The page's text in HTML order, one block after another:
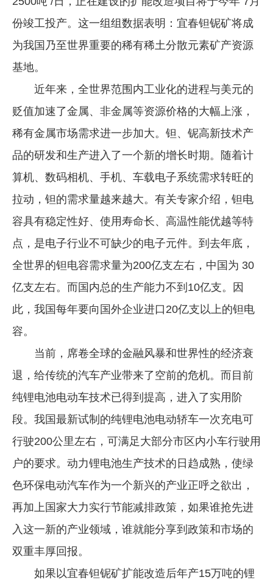
份竣工投产。这一组组数据表明：宜春钽铌矿将成
为我国乃至世界重要的稀有稀土分散元素矿产资源
基地。
近年来，全世界范围内工业化的进程与美元的
贬值加速了金属、非金属等资源价格的大幅上涨，
稀有金属市场需求进一步加大。钽、铌高新技术产
品的研发和生产进入了一个新的增长时期。随着计
算机、数码相机、手机、车载电子系统需求转旺的
拉动，钽的需求量越来越大。有关专家介绍，钽电
容具有稳定性好、使用寿命长、高温性能优越等特
点，是电子行业不可缺少的电子元件。到去年底，
全世界的钽电容需求量为200亿支左右，中国为 30
亿支左右。而国内总的生产能力不到10亿支。因
此，我国每年要向国外企业进口20亿支以上的钽电
容。
当前，席卷全球的金融风暴和世界性的经济衰
退，给传统的汽车产业带来了空前的危机。而目前
纯锂电池电动车技术已得到提高，进入了实用阶
段。我国最新试制的纯锂电池电动轿车一次充电可
行驶200公里左右，可满足大部分市区内小车行驶用
户的要求。动力锂电池生产技术的日趋成熟，使绿
色环保电动汽车作为一个新兴的产业正呼之欲出，
再加上国家大力实行节能减排政策，如果谁抢先进
入这一新的产业领域，谁就能分享到政策和市场的
双重丰厚回报。
如果以宜春钽铌矿扩能改造后年产15万吨的锂